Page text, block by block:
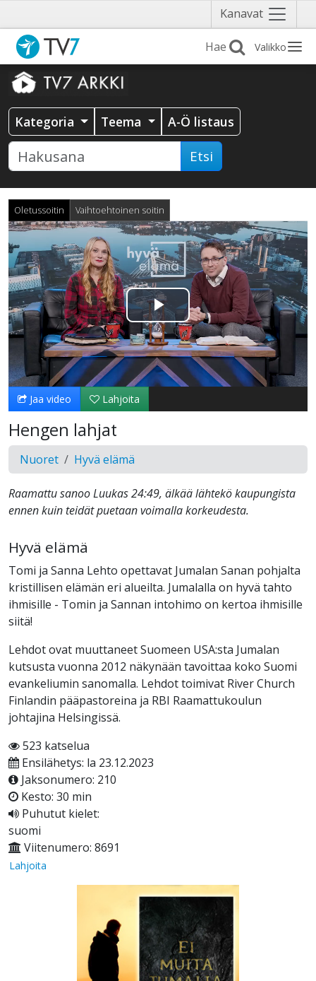
Kanavat Näytä
valikko
Valikko
Kategoria Teema A-Ö listaus
Etsi
Oletussoitin Vaihtoehtoinen soitin
Toista
Video
Jaa video Lahjoita
Hengen lahjat
Nuoret Hyvä elämä
Raamattu sanoo Luukas 24:49, älkää lähtekö kaupungista
ennen kuin teidät puetaan voimalla korkeudesta.
Hyvä elämä
Tomi ja Sanna Lehto opettavat Jumalan Sanan pohjalta
kristillisen elämän eri alueilta. Jumalalla on hyvä tahto
ihmisille - Tomin ja Sannan intohimo on kertoa ihmisille
siitä!
Lehdot ovat muuttaneet Suomeen USA:sta Jumalan
kutsusta vuonna 2012 näkynään tavoittaa koko Suomi
evankeliumin sanomalla. Lehdot toimivat River Church
Finlandin pääpastoreina ja RBI Raamattukoulun
johtajina Helsingissä.
523 katselua
Ensilähetys: la 23.12.2023
Jaksonumero: 210
Kesto: 30 min
Puhutut kielet:
suomi
Viitenumero: 8691
Lahjoita